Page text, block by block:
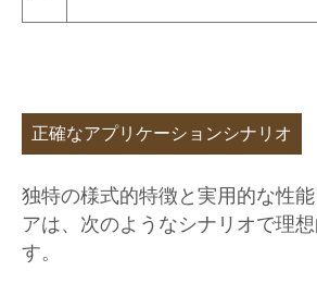
正確なアプリケーションシナリオ
独特の様式的特徴と実用的な性
アは、次のようなシナリオで理
す。